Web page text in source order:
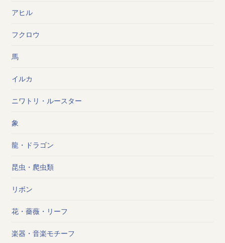
アヒル
フクロウ
馬
イルカ
ニワトリ・ルースター
象
龍・ドラゴン
昆虫・爬虫類
リボン
花・薔薇・リーフ
楽器・音楽モチーフ